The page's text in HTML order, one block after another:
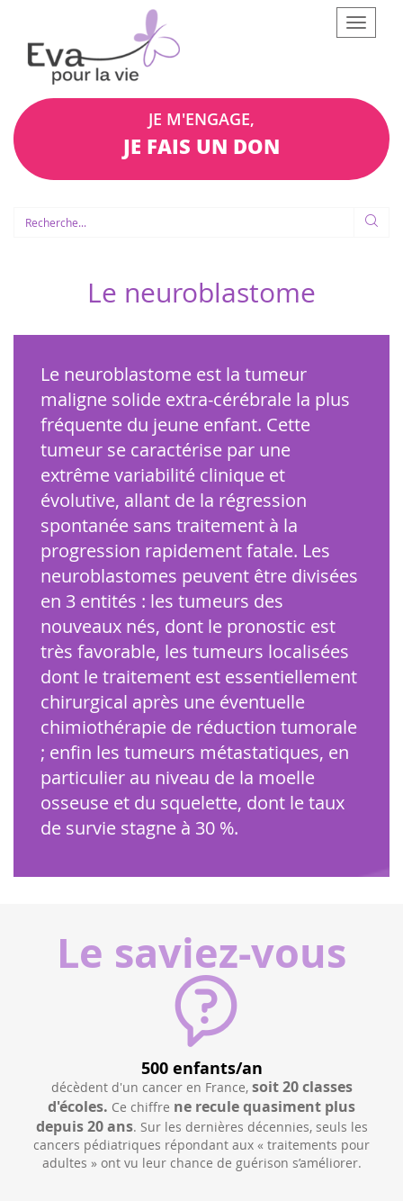
Afficher
le
JE M'ENGAGE,
JE FAIS UN DON
Le neuroblastome
Le neuroblastome est la tumeur
maligne solide extra-cérébrale la plus
fréquente du jeune enfant. Cette
tumeur se caractérise par une
extrême variabilité clinique et
évolutive, allant de la régression
spontanée sans traitement à la
progression rapidement fatale. Les
neuroblastomes peuvent être divisées
en 3 entités : les tumeurs des
nouveaux nés, dont le pronostic est
très favorable, les tumeurs localisées
dont le traitement est essentiellement
chirurgical après une éventuelle
chimiothérapie de réduction tumorale
; enfin les tumeurs métastatiques, en
particulier au niveau de la moelle
osseuse et du squelette, dont le taux
de survie stagne à 30 %.
Le saviez-vous
500 enfants/an
décèdent d'un cancer en France, soit 20 classes
d'écoles. Ce chiffre ne recule quasiment plus
depuis 20 ans. Sur les dernières décennies, seuls les
cancers pédiatriques répondant aux « traitements pour
adultes » ont vu leur chance de guérison s’améliorer.